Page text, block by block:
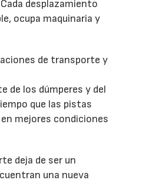
desplazamiento
ocupa maquinaria y
de transporte y
de los dúmperes y del
que las pistas
mejores condiciones
deja de ser un
una nueva